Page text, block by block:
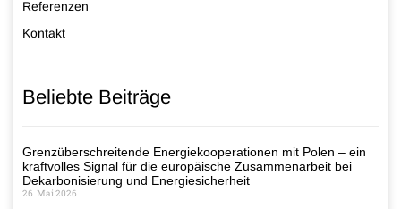
Referenzen
Kontakt
Beliebte Beiträge
Grenzüberschreitende Energiekooperationen mit Polen – ein
kraftvolles Signal für die europäische Zusammenarbeit bei
Dekarbonisierung und Energiesicherheit
26. Mai 2026